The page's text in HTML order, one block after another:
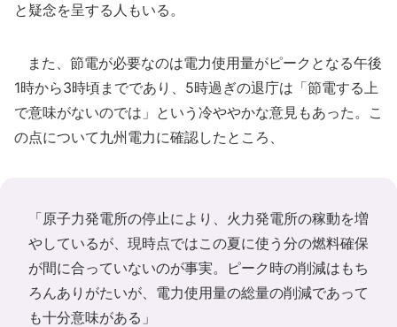
と疑念を呈する人もいる。
また、節電が必要なのは電力使用量がピークとなる午後
1時から3時頃までであり、5時過ぎの退庁は「節電する上
で意味がないのでは」という冷ややかな意見もあった。こ
の点について九州電力に確認したところ、
「原子力発電所の停止により、火力発電所の稼動を増
やしているが、現時点ではこの夏に使う分の燃料確保
が間に合っていないのが事実。ピーク時の削減はもち
ろんありがたいが、電力使用量の総量の削減であって
も十分意味がある」